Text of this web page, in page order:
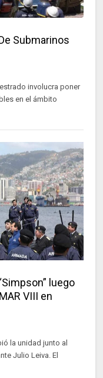
Submarinos
involucra poner
en el ámbito
luego
VIII en
la unidad junto al
Julio Leiva. El